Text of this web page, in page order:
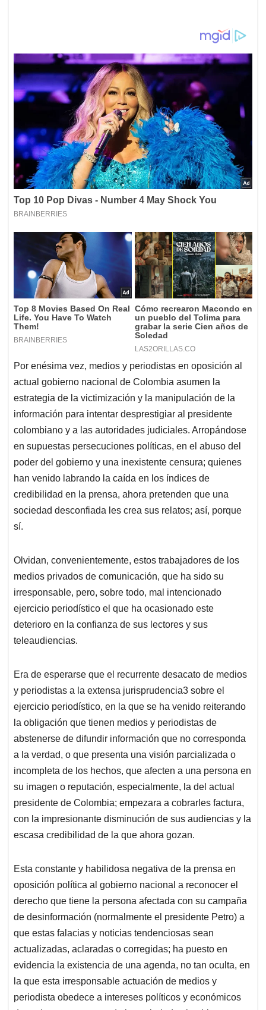
Por enésima vez, medios y periodistas en oposición al
actual gobierno nacional de Colombia asumen la
estrategia de la victimización y la manipulación de la
información para intentar desprestigiar al presidente
colombiano y a las autoridades judiciales. Arropándose
en supuestas persecuciones políticas, en el abuso del
poder del gobierno y una inexistente censura; quienes
han venido labrando la caída en los índices de
credibilidad en la prensa, ahora pretenden que una
sociedad desconfiada les crea sus relatos; así, porque
sí.
Olvidan, convenientemente, estos trabajadores de los
medios privados de comunicación, que ha sido su
irresponsable, pero, sobre todo, mal intencionado
ejercicio periodístico el que ha ocasionado este
deterioro en la confianza de sus lectores y sus
teleaudiencias.
Era de esperarse que el recurrente desacato de medios
y periodistas a la extensa jurisprudencia3 sobre el
ejercicio periodístico, en la que se ha venido reiterando
la obligación que tienen medios y periodistas de
abstenerse de difundir información que no corresponda
a la verdad, o que presenta una visión parcializada o
incompleta de los hechos, que afecten a una persona en
su imagen o reputación, especialmente, la del actual
presidente de Colombia; empezara a cobrarles factura,
con la impresionante disminución de sus audiencias y la
escasa credibilidad de la que ahora gozan.
Esta constante y habilidosa negativa de la prensa en
oposición política al gobierno nacional a reconocer el
derecho que tiene la persona afectada con su campaña
de desinformación (normalmente el presidente Petro) a
que estas falacias y noticias tendenciosas sean
actualizadas, aclaradas o corregidas; ha puesto en
evidencia la existencia de una agenda, no tan oculta, en
la que esta irresponsable actuación de medios y
periodista obedece a intereses políticos y económicos